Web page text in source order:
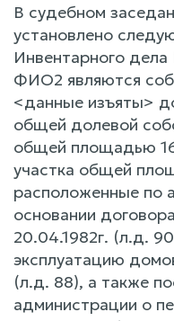
В судебном
установлено
Инвентарного
ФИО2 являются
<данные изъяты>
общей долевой
общей площадью
участка общей
расположенные по
основании
20.04.1982г. (л.д.
эксплуатацию
(л.д. 88), а также
администрации о